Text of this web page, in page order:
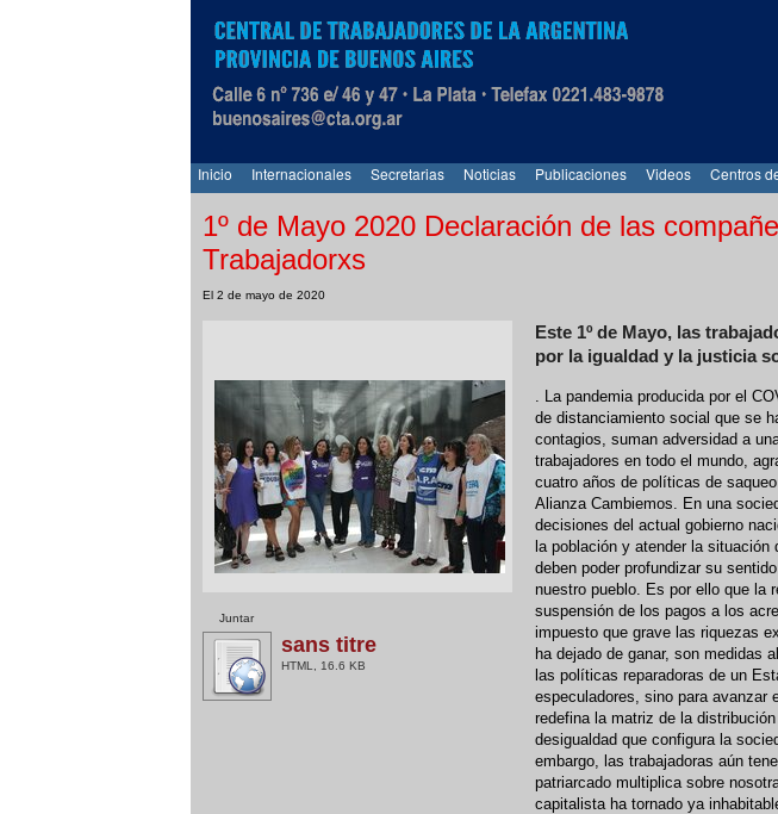
Inicio Internacionales Secretarias Noticias Publicaciones Videos Centros
1º de Mayo 2020 Declaración de las
Trabajadorxs
El 2 de mayo de 2020
Este 1º de Mayo, las
por la igualdad y la justicia
. La pandemia producida por el
de distanciamiento social que se
contagios, suman adversidad a
trabajadores en todo el mundo,
cuatro años de políticas de
Alianza Cambiemos. En una
decisiones del actual gobierno
la población y atender la
deben poder profundizar su
nuestro pueblo. Es por ello que la
suspensión de los pagos a los
impuesto que grave las riquezas
ha dejado de ganar, son medidas
las políticas reparadoras de un
especuladores, sino para avanzar
redefina la matriz de la
desigualdad que configura la
embargo, las trabajadoras aún
patriarcado multiplica sobre
capitalista ha tornado ya
Juntar
sans titre
HTML, 16.6 KB